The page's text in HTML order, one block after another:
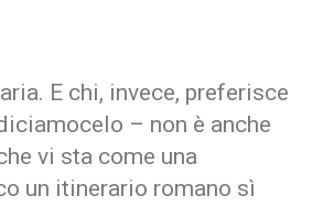
E chi, invece, preferisce
– non è anche
vi sta come una
un itinerario romano sì